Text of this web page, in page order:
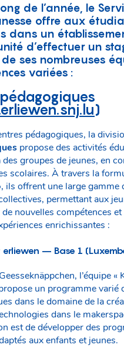
de l’année, le
offre aux
dans un
d’effectuer un
de ses nombreuses
variées :
)
pédagogiques, la
propose des activités
des groupes de jeunes, en
scolaires. À travers la
ils offrent une large gamme
permettant aux
nouvelles compétences et
enrichissantes :
erliewen – Base 1
l’équipe «
un programme varié
dans le domaine de la
dans le
est de développer des
aux enfants et jeunes.